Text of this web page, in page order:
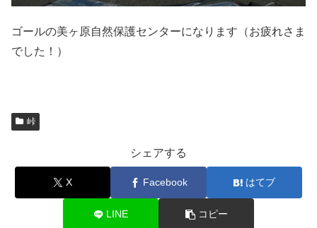
ゴールの美ヶ原自然保護センターになります（お疲れさま
でした！）
峠
シェアする
X Facebook はてブ
LINE コピー